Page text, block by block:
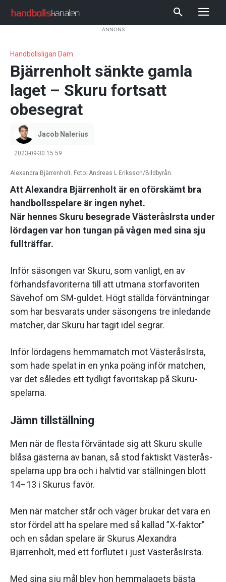
ANNONS
Handbollsligan Dam
Bjärrenholt sänkte gamla
laget – Skuru fortsatt
obesegrat
Jacob Nalerius
2023-09-30 15:59
Alexandra Bjärrenholt. Foto: Andreas L Eriksson/Bildbyrån.
Att Alexandra Bjärrenholt är en oförskämt bra
handbollsspelare är ingen nyhet.
När hennes Skuru besegrade VästeråsIrsta under
lördagen var hon tungan på vågen med sina sju
fullträffar.
Inför säsongen var Skuru, som vanligt, en av
förhandsfavoriterna till att utmana storfavoriten
Sävehof om SM-guldet. Högt ställda förväntningar
som har besvarats under säsongens tre inledande
matcher, där Skuru har tagit idel segrar.
Inför lördagens hemmamatch mot VästeråsIrsta,
som hade spelat in en ynka poäng inför matchen,
var det således ett tydligt favoritskap på Skuru-
spelarna.
Jämn tillställning
Men när de flesta förväntade sig att Skuru skulle
blåsa gästerna av banan, så stod faktiskt Västerås-
spelarna upp bra och i halvtid var ställningen blott
14–13 i Skurus favör.
Men när matcher står och väger brukar det vara en
stor fördel att ha spelare med så kallad ”X-faktor”
och en sådan spelare är Skurus Alexandra
Bjärrenholt, med ett förflutet i just VästeråsIrsta.
Med sina sju mål blev hon hemmalagets bästa